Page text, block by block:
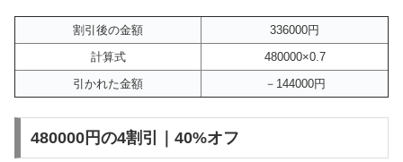
割引後の金額
336000円
計算式
480000×0.7
引かれた金額
－144000円
480000円の4割引｜40%オフ